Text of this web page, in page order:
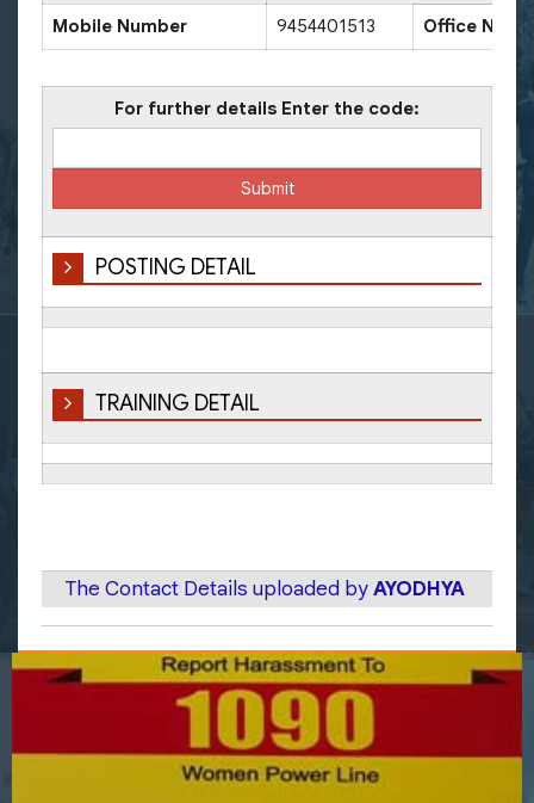
Mobile Number 9454401513 Office
For further details Enter the code:
POSTING DETAIL
TRAINING DETAIL
The Contact Details uploaded byAYODHYA